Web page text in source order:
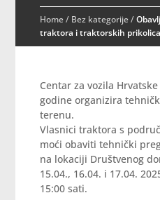
Home/ Bez kategorije/
traktora i traktorskih
Centar za vozila
godine organizira
terenu.
Vlasnici traktora s
moći obaviti tehnički
na lokaciji Društvenog
15.04., 16.04. i 17.04.
15:00 sati.